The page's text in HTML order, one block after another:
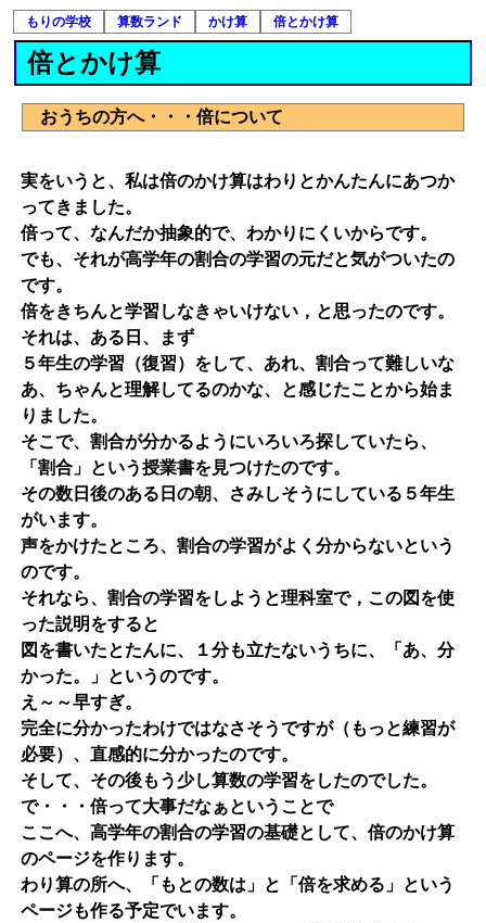
もりの学校 算数ランド かけ算 倍とかけ算
倍とかけ算
おうちの方へ・・・倍について
実をいうと、私は倍のかけ算はわりとかんたんにあつか
ってきました。
倍って、なんだか抽象的で、わかりにくいからです。
でも、それが高学年の割合の学習の元だと気がついたの
です。
倍をきちんと学習しなきゃいけない，と思ったのです。
それは、ある日、まず
５年生の学習（復習）をして、あれ、割合って難しいな
あ、ちゃんと理解してるのかな、と感じたことから始ま
りました。
そこで、割合が分かるようにいろいろ探していたら、
「割合」という授業書を見つけたのです。
その数日後のある日の朝、さみしそうにしている５年生
がいます。
声をかけたところ、割合の学習がよく分からないという
のです。
それなら、割合の学習をしようと理科室で，この図を使
った説明をすると
図を書いたとたんに、１分も立たないうちに、「あ、分
かった。」というのです。
え～～早すぎ。
完全に分かったわけではなさそうですが（もっと練習が
必要）、直感的に分かったのです。
そして、その後もう少し算数の学習をしたのでした。
で・・・倍って大事だなぁということで
ここへ、高学年の割合の学習の基礎として、倍のかけ算
のページを作ります。
わり算の所へ、「もとの数は」と「倍を求める」という
ページも作る予定でいます。